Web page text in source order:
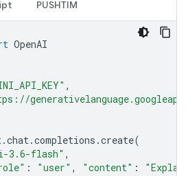
PUSHTIM
OpenAI
,
.chat.completions .create(
3.6-flash" ,
: "user" , "content" :